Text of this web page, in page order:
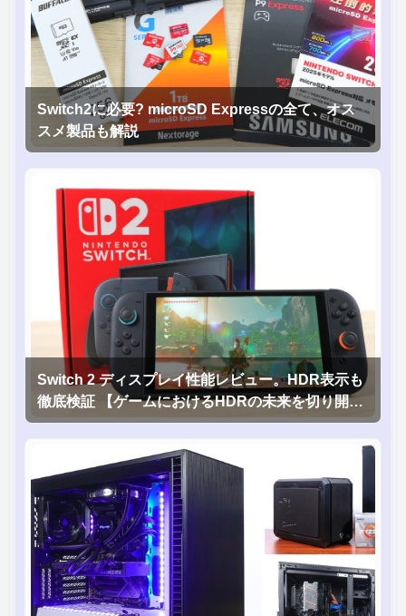
Switch2に必要? microSD Expressの全て、オス
スメ製品も解説
Switch 2 ディスプレイ性能レビュー。HDR表示も
徹底検証 【ゲームにおけるHDRの未来を切り開く
1台！】